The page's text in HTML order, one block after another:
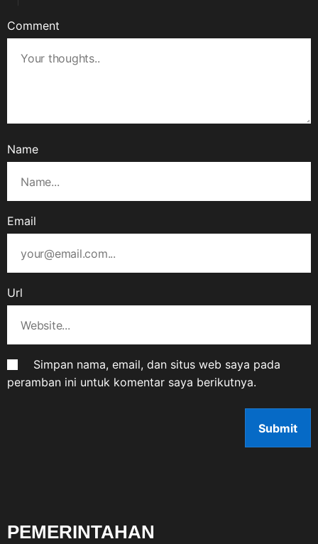
Comment
Name
Email
Url
Simpan nama, email, dan situs web saya pada
peramban ini untuk komentar saya berikutnya.
PEMERINTAHAN